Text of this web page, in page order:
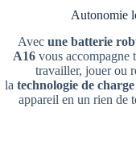
Autonomie
Avec une batterie
A16vous accompagne
travailler, jouer ou
la technologie de
appareil en un rien de